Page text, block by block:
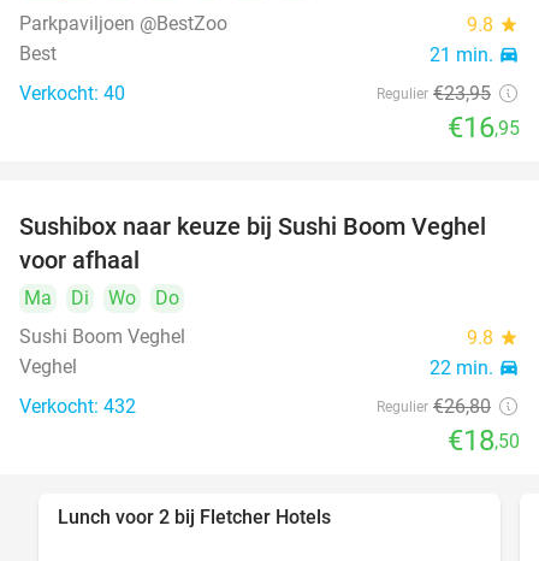
Parkpaviljoen @BestZoo
9.8 star
Best 21 min. directions_car
Verkocht: 40 Regulier €23,95
€16,95
31%
Sushibox naar keuze bij Sushi Boom Veghel
voor afhaal
Ma Di Wo
Do
Sushi Boom Veghel
9.8 star
Veghel 22 min. directions_car
Verkocht: 432 Regulier €26,80
€18,50
Lunch voor 2 bij Fletcher Hotels